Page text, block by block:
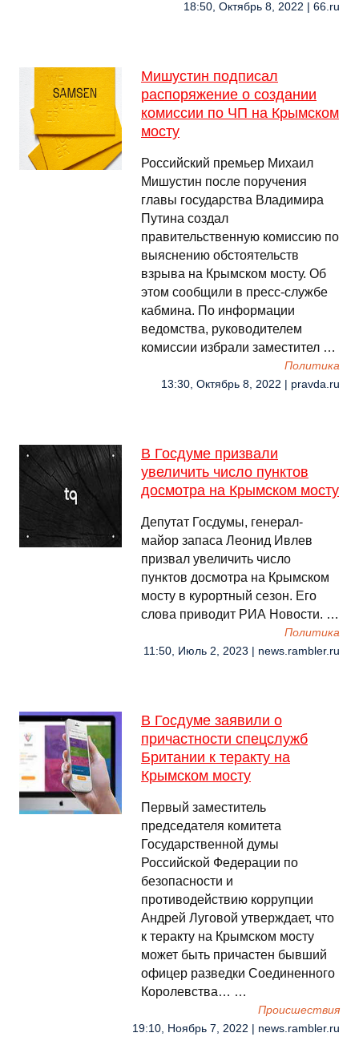
18:50, Октябрь 8, 2022 | 66.ru
Мишустин подписал
распоряжение о создании
комиссии по ЧП на Крымском
мосту
Российский премьер Михаил
Мишустин после поручения
главы государства Владимира
Путина создал
правительственную комиссию по
выяснению обстоятельств
взрыва на Крымском мосту. Об
этом сообщили в пресс-службе
кабмина. По информации
ведомства, руководителем
комиссии избрали заместител …
Политика
13:30, Октябрь 8, 2022 | pravda.ru
В Госдуме призвали
увеличить число пунктов
досмотра на Крымском мосту
Депутат Госдумы, генерал-
майор запаса Леонид Ивлев
призвал увеличить число
пунктов досмотра на Крымском
мосту в курортный сезон. Его
слова приводит РИА Новости. …
Политика
11:50, Июль 2, 2023 | news.rambler.ru
В Госдуме заявили о
причастности спецслужб
Британии к теракту на
Крымском мосту
Первый заместитель
председателя комитета
Государственной думы
Российской Федерации по
безопасности и
противодействию коррупции
Андрей Луговой утверждает, что
к теракту на Крымском мосту
может быть причастен бывший
офицер разведки Соединенного
Королевства… …
Происшествия
19:10, Ноябрь 7, 2022 | news.rambler.ru